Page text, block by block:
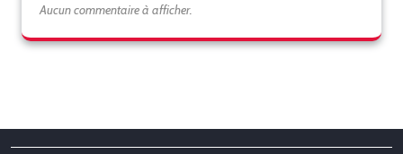
Aucun commentaire à afficher.